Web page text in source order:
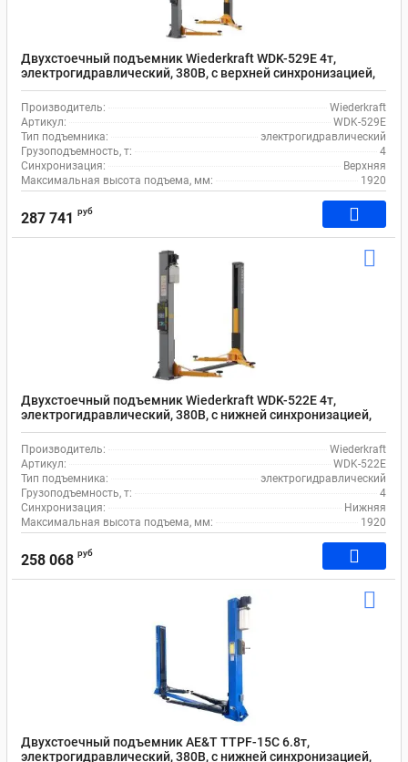
Двухстоечный подъемник Wiederkraft WDK-529E 4т,
электрогидравлический, 380В, с верхней синхронизацией,
110-1920 мм
Производитель:
Wiederkraft
Артикул:
WDK-529E
Тип подъемника:
электрогидравлический
Грузоподъемность, т:
4
Синхронизация:
Верхняя
Максимальная высота подъема, мм:
1920
287 741 руб
Двухстоечный подъемник Wiederkraft WDK-522E 4т,
электрогидравлический, 380В, с нижней синхронизацией,
110-1920 мм
Производитель:
Wiederkraft
Артикул:
WDK-522E
Тип подъемника:
электрогидравлический
Грузоподъемность, т:
4
Синхронизация:
Нижняя
Максимальная высота подъема, мм:
1920
258 068 руб
Двухстоечный подъемник AE&T TTPF-15C 6.8т,
электрогидравлический, 380В, с нижней синхронизацией,